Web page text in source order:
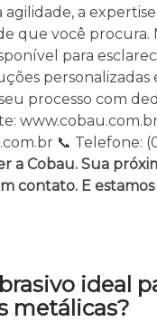
a expertise
que você procura.
para
personalizadas
processo com
www.cobau.com.br
📞 Telefone:
a Cobau. Sua
contato. E
ideal
metálicas?